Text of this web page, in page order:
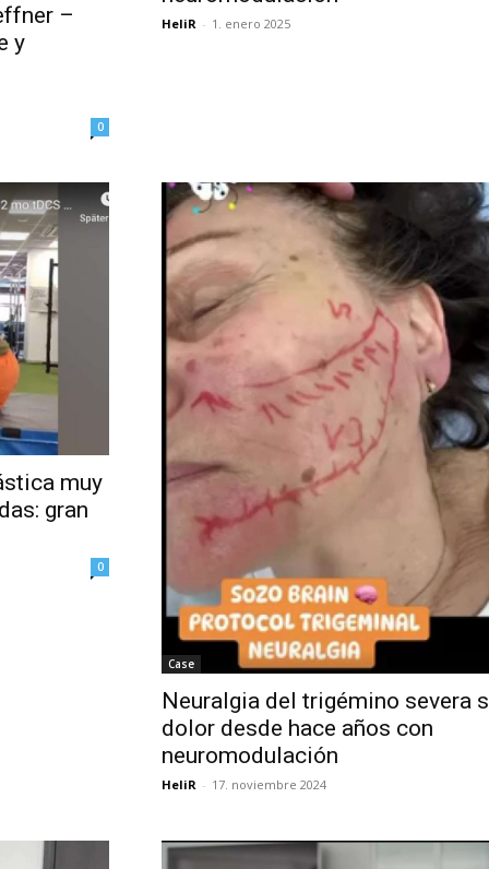
–
y
0
HeliR - 1. enero 2025
muy
gran
0
Case
Neuralgia del trigémino severa
dolor desde hace años con
neuromodulación
HeliR - 17. noviembre 2024